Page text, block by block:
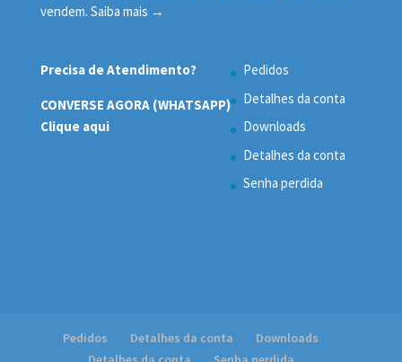
vendem. Saiba mais →
Precisa de Atendimento?
CONVERSE AGORA (WHATSAPP)
Clique aqui
Pedidos
Detalhes da conta
Downloads
Detalhes da conta
Senha perdida
Pedidos Detalhes da conta
Downloads